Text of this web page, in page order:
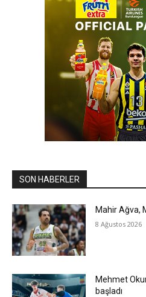
SON HABERLER
Mahir Ağva,
8 Ağustos 2026
Mehmet
başladı